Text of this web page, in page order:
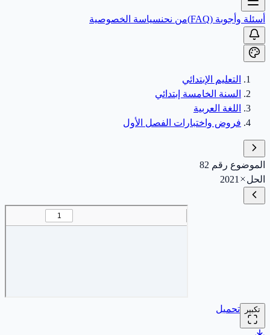
أسئلة وأجوبة (FAQ) من نحنسياسة الخصوصية
التعليم الإبتدائي
السنة الخامسة إبتدائي
اللغة العربية
فروض واختبارات الفصل الأول
الموضوع رقم 82
الحل
2021
تكبير تحميل